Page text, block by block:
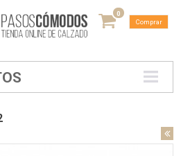
0
Comprar